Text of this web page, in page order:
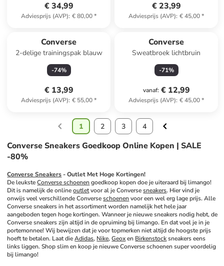
€ 34,99
Adviesprijs (AVP): € 80,00*
€ 23,99
Adviesprijs (AVP): € 45,00*
Converse
2-delige trainingspak blauw
-74%
€ 13,99
Adviesprijs (AVP): € 55,00*
Converse
Sweatbroek lichtbruin
-71%
vanaf: € 12,99
Adviesprijs (AVP): € 45,00*
1 2 3 4
Converse Sneakers Goedkoop Online Kopen | SALE
-80%
Converse Sneakers - Outlet Met Hoge Kortingen!
De leukste Converse schoenen goedkoop kopen doe je uiteraard bij limango!
Dit is namelijk de online outlet voor al je Converse sneakers. Hier vind je
onwijs veel verschillende Converse schoenen voor een wel erg lage prijs. Alle
Converse sneakers in het assortiment worden namelijk het hele jaar
aangeboden tegen hoge kortingen. Wanneer je nieuwe sneakers nodig hebt, de
Converse sneakers zijn altijd in de opruiming bij limango. En dat voel je in je
portemonnee! Wij bewijzen dat je voor topmerken niet altijd de hoogste prijs
hoeft te betalen. Laat die Adidas, Nike, Geox en Birkenstock sneakers eens
links liggen. Shop slim en koop je nieuwe Converse schoenen super voordelig
bij limango!